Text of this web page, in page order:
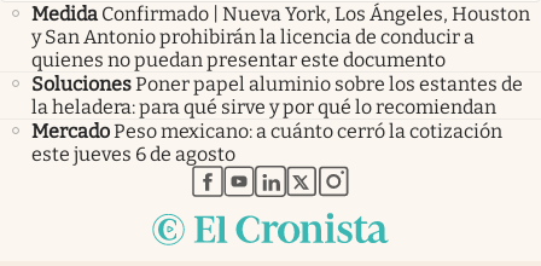
Medida Confirmado | Nueva York, Los Ángeles, Houston
y San Antonio prohibirán la licencia de conducir a
quienes no puedan presentar este documento
SolucionesPoner papel aluminio sobre los estantes de
la heladera: para qué sirve y por qué lo recomiendan
MercadoPeso mexicano: a cuánto cerró la cotización
este jueves 6 de agosto
abre en nueva pestaña
abre en nueva pestaña
abre en nueva pestaña
abre en nueva pestaña
abre en nueva pestaña